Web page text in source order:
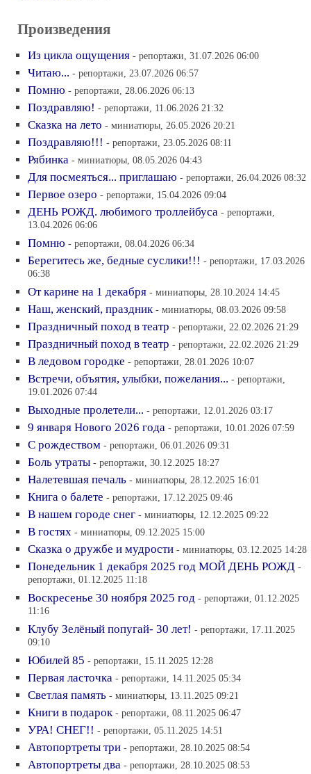
Произведения
Из цикла ощущения - репортажи, 31.07.2026 06:00
Читаю... - репортажи, 23.07.2026 06:57
Помню - репортажи, 28.06.2026 06:13
Поздравляю! - репортажи, 11.06.2026 21:32
Сказка на лето - миниатюры, 26.05.2026 20:21
Поздравляю!!! - репортажи, 23.05.2026 08:11
Рябинка - миниатюры, 08.05.2026 04:43
Для посмеяться... приглашаю - репортажи, 26.04.2026 08:32
Первое озеро - репортажи, 15.04.2026 09:04
ДЕНЬ РОЖД. любимого троллейбуса - репортажи,
13.04.2026 06:06
Помню - репортажи, 08.04.2026 06:34
Берегитесь же, бедные суслики!!! - репортажи, 17.03.2026
06:38
От карине на 1 декабря - миниатюры, 28.10.2024 14:45
Наш, женский, праздник - миниатюры, 08.03.2026 09:58
Праздничный поход в театр - репортажи, 22.02.2026 21:29
Праздничный поход в театр - репортажи, 22.02.2026 21:29
В ледовом городке - репортажи, 28.01.2026 10:07
Встречи, объятия, улыбки, пожелания... - репортажи,
19.01.2026 07:44
Выходные пролетели... - репортажи, 12.01.2026 03:17
9 января Нового 2026 года - репортажи, 10.01.2026 07:59
С рождеством - репортажи, 06.01.2026 09:31
Боль утраты - репортажи, 30.12.2025 18:27
Налетевшая печаль - миниатюры, 28.12.2025 16:01
Книга о балете - репортажи, 17.12.2025 09:46
В нашем городе снег - миниатюры, 12.12.2025 09:22
В гостях - миниатюры, 09.12.2025 15:00
Сказка о дружбе и мудрости - миниатюры, 03.12.2025 14:28
Понедельник 1 декабря 2025 год МОЙ ДЕНЬ РОЖД -
репортажи, 01.12.2025 11:18
Воскресенье 30 ноября 2025 год - репортажи, 01.12.2025
11:16
Клубу Зелёный попугай- 30 лет! - репортажи, 17.11.2025
09:10
Юбилей 85 - репортажи, 15.11.2025 12:28
Первая ласточка - репортажи, 14.11.2025 05:34
Светлая память - миниатюры, 13.11.2025 09:21
Книги в подарок - репортажи, 08.11.2025 06:47
УРА! СНЕГ!! - репортажи, 05.11.2025 14:51
Автопортреты три - репортажи, 28.10.2025 08:54
Автопортреты два - репортажи, 28.10.2025 08:53